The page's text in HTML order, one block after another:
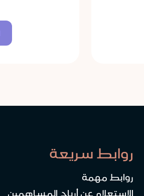
روابط سريعة
روابط مهمة
الاستعلام عن أرباح المساهمين